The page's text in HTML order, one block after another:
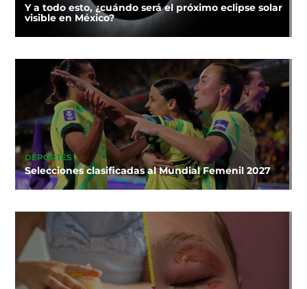
Y a todo esto, ¿cuándo será el próximo eclipse solar
visible en México?
DEPORTES
Selecciones clasificadas al Mundial Femenil 2027